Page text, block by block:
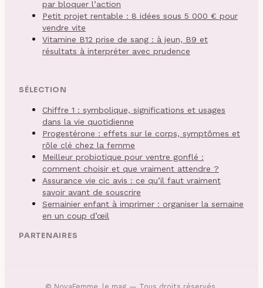
par bloquer l’action
Petit projet rentable : 8 idées sous 5 000 € pour
vendre vite
Vitamine B12 prise de sang : à jeun, B9 et
résultats à interpréter avec prudence
SÉLECTION
Chiffre 1 : symbolique, significations et usages
dans la vie quotidienne
Progestérone : effets sur le corps, symptômes et
rôle clé chez la femme
Meilleur probiotique pour ventre gonflé :
comment choisir et que vraiment attendre ?
Assurance vie cic avis : ce qu’il faut vraiment
savoir avant de souscrire
Semainier enfant à imprimer : organiser la semaine
en un coup d’œil
PARTENAIRES